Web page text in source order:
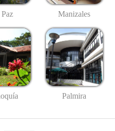
Manizales
Palmira